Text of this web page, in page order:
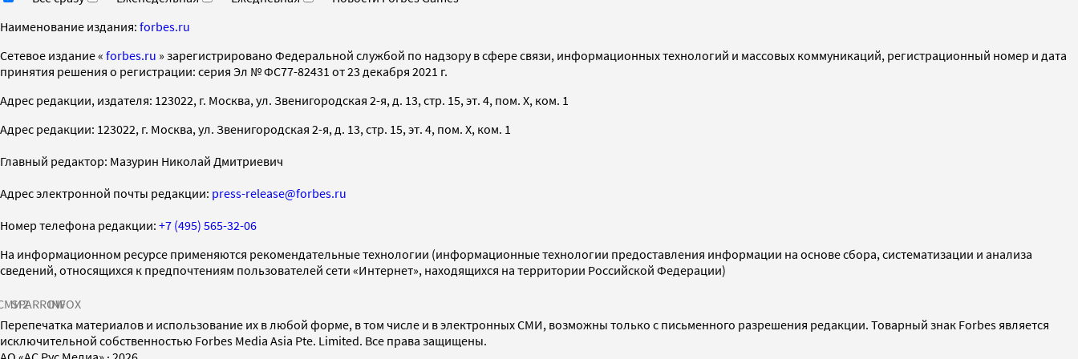
Наименование издания: forbes.ru
Cетевое издание « forbes.ru » зарегистрировано Федеральной службой по надзору в сфере связи, информационных технологий и массовых коммуникаций, регистрационный номер и дата
принятия решения о регистрации: серия Эл № ФС77-82431 от 23 декабря 2021 г.
Адрес редакции, издателя: 123022, г. Москва, ул. Звенигородская 2-я, д. 13, стр. 15, эт. 4, пом. X, ком. 1
Адрес редакции: 123022, г. Москва, ул. Звенигородская 2-я, д. 13, стр. 15, эт. 4, пом. X, ком. 1
Главный редактор: Мазурин Николай Дмитриевич
Адрес электронной почты редакции: press-release@forbes.ru
Номер телефона редакции: +7 (495) 565-32-06
На информационном ресурсе применяются рекомендательные технологии (информационные технологии предоставления информации на основе сбора, систематизации и анализа
сведений, относящихся к предпочтениям пользователей сети «Интернет», находящихся на территории Российской Федерации)
SPARROWINFOX
Перепечатка материалов и использование их в любой форме, в том числе и в электронных СМИ, возможны только с письменного разрешения редакции. Товарный знак Forbes является
исключительной собственностью Forbes Media Asia Pte. Limited. Все права защищены.